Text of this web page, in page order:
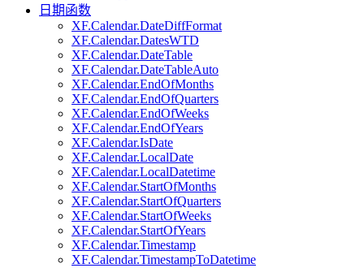
日期函数
XF.Calendar.DateDiffFormat
XF.Calendar.DatesWTD
XF.Calendar.DateTable
XF.Calendar.DateTableAuto
XF.Calendar.EndOfMonths
XF.Calendar.EndOfQuarters
XF.Calendar.EndOfWeeks
XF.Calendar.EndOfYears
XF.Calendar.IsDate
XF.Calendar.LocalDate
XF.Calendar.LocalDatetime
XF.Calendar.StartOfMonths
XF.Calendar.StartOfQuarters
XF.Calendar.StartOfWeeks
XF.Calendar.StartOfYears
XF.Calendar.Timestamp
XF.Calendar.TimestampToDatetime